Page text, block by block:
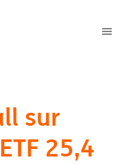
sur
25,4